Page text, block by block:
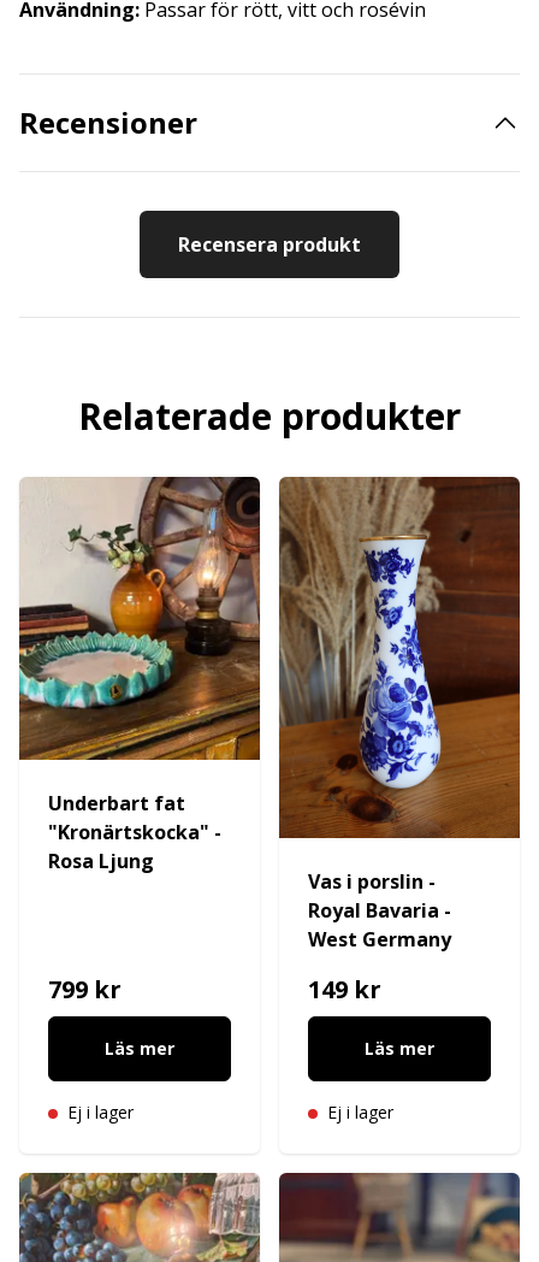
Användning: Passar för rött, vitt och rosévin
Recensioner
Recensera produkt
Relaterade produkter
Underbart fat
"Kronärtskocka" -
Rosa Ljung
799 kr
Läs mer
Ej i lager
Vas i porslin -
Royal Bavaria -
West Germany
149 kr
Läs mer
Ej i lager